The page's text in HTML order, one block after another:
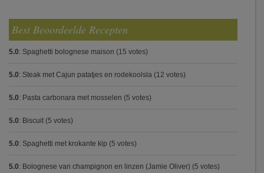
Best Beoordeelde Recepten
5.0: Spaghetti bolognese maison (15 votes)
5.0: Steak met Cajun patatjes en rodekoolsla (12 votes)
5.0: Pasta carbonara met mosselen (5 votes)
5.0: Biscuit (5 votes)
5.0: Spaghetti met krokante kip (5 votes)
5.0: Bolognese van champignon en linzen (Jamie Oliver) (5 votes)